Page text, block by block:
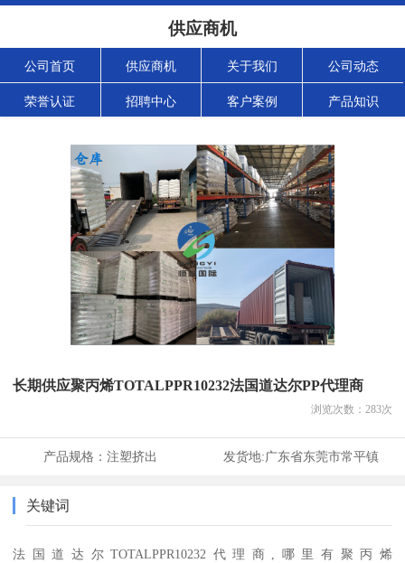
供应商机
公司首页 供应商机 关于我们 公司动态
荣誉认证 招聘中心 客户案例 产品知识
长期供应聚丙烯TOTALPPR10232法国道达尔PP代理商
浏览次数： 283次
产品规格： 注塑挤出 发货地:广东省东莞市常平镇
关键词
法国道达尔TOTALPPR10232代理商,哪里有聚丙烯